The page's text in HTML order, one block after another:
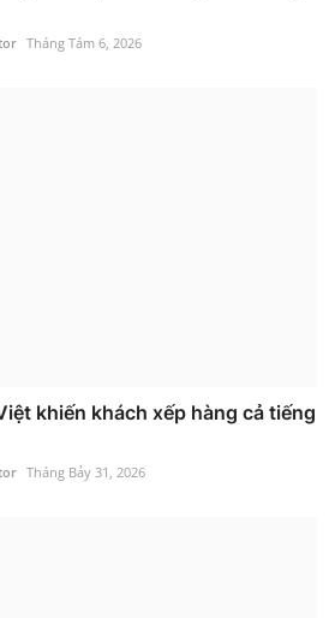
Tháng Tám 6, 2026
khiến khách xếp hàng cả tiếng
Tháng Bảy 31, 2026